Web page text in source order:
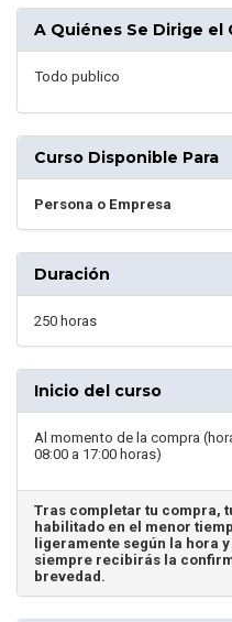
A Quiénes Se Dirige el
Todo publico
Curso Disponible Para
Persona o Empresa
Duración
250 horas
Inicio del curso
Al momento de la compra
08:00 a 17:00 horas)
Tras completar tu compra,
habilitado en el menor
ligeramente según la hora
siempre recibirás la
brevedad.